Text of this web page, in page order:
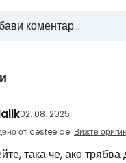
коментар...
02. 08. 2025
от cestee.de Вижте
така че, ако трябва